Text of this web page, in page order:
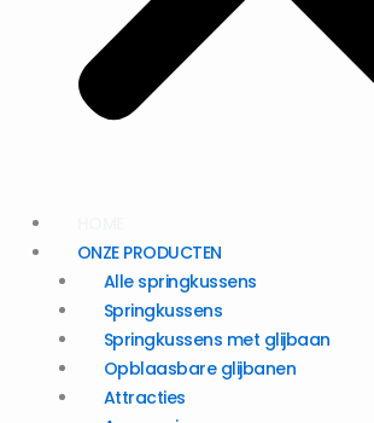
ONZE PRODUCTEN
Alle springkussens
Springkussens
Springkussens met glijbaan
Opblaasbare glijbanen
Attracties